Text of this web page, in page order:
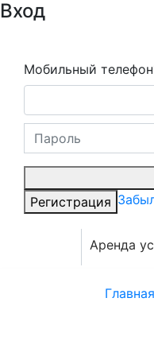
Вход
Мобильный
Регистрация
Аренда
Главная